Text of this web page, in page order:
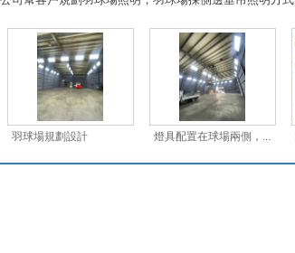
羽球場規劃設計 燈具配置在球場兩側，...